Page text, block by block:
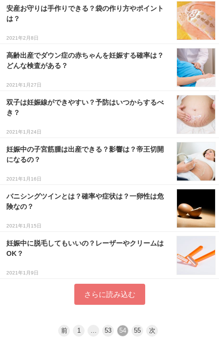
安産お守りは手作りできる？袋の作り方やポイント
は？
2021年2月8日
高齢出産でダウン症の赤ちゃんを妊娠する確率は？
どんな検査がある？
2021年1月27日
双子は妊娠線ができやすい？予防はいつからするべ
き？
2021年1月24日
妊娠中の子宮筋腫は出産できる？影響は？帝王切開
になるの？
2021年1月16日
バニシングツインとは？確率や症状は？一卵性は危
険なの？
2021年1月15日
妊娠中に脱毛してもいいの？レーザーやクリームは
OK？
2021年1月9日
さらに読み込む
前 1 … 53 54 55 次